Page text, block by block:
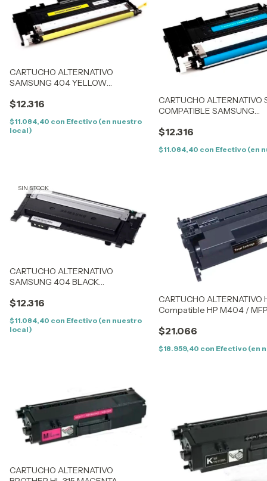
CARTUCHO ALTERNATIVO
SAMSUNG 404 YELLOW
C430/432/433/480/482/483
$12.316
$11.084,40 con Efectivo (en nuestro
local)
CARTUCHO
COMPATIBLE SAMSUNG
$12.316
$11.084,40 con Efectivo (en
SIN STOCK
CARTUCHO ALTERNATIVO
SAMSUNG 404 BLACK
C430/432/433/480/482/483
$12.316
$11.084,40 con Efectivo (en nuestro
local)
CARTUCHO ALTERNATIVO
Compatible HP M404 /
$21.066
$18.959,40 con Efectivo (en
CARTUCHO ALTERNATIVO